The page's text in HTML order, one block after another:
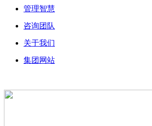
管理智慧
咨询团队
关于我们
集团网站